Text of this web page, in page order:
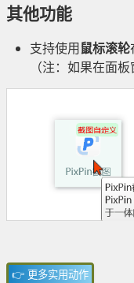
其他功能
支持使用鼠标滚轮
（注：如果在面
👉 更多实用动作